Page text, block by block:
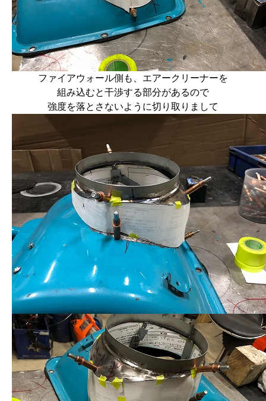
ファイアウォール側も、エアークリーナーを
組み込むと干渉する部分があるので
強度を落とさないように切り取りまして